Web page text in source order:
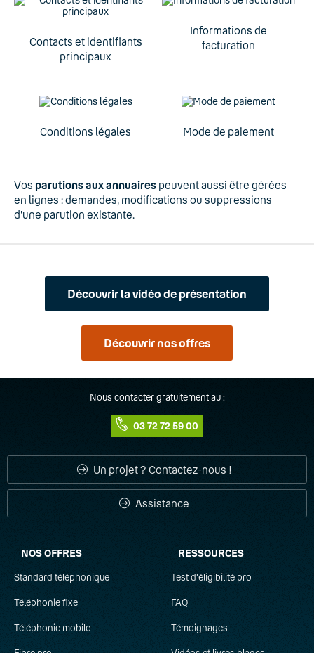
Contacts et identifiants
principaux
Informations de
facturation
Conditions légales Mode de paiement
Vos parutions aux annuaires peuvent aussi être gérées
en lignes : demandes, modifications ou suppressions
d'une parution existante.
Découvrir la vidéo de présentation
Découvrir nos offres
Nous contacter gratuitement au :
03 72 72 59 00
Un projet ? Contactez-nous !
Assistance
NOS OFFRES
Standard téléphonique
Téléphonie fixe
Téléphonie mobile
RESSOURCES
Test d'éligibilité pro
FAQ
Témoignages